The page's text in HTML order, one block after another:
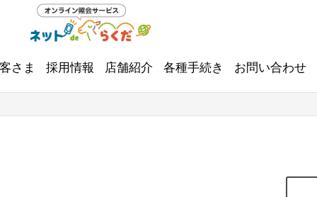
さま 採用情報 店舗紹介 各種手続き お問い合わせ